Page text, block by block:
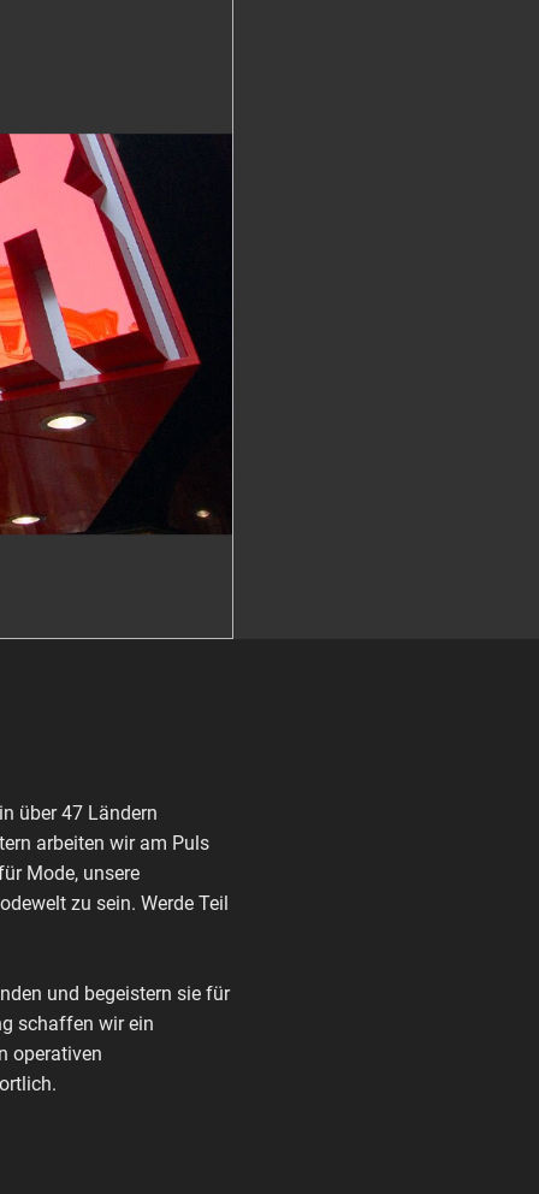
über 47 Ländern
arbeiten wir am Puls
Mode, unsere
zu sein. Werde Teil
und begeistern sie für
schaffen wir ein
operativen